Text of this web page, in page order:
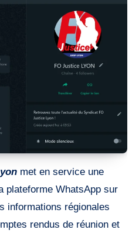
met en service une
plateforme WhatsApp sur
informations régionales
rendus de réunion et